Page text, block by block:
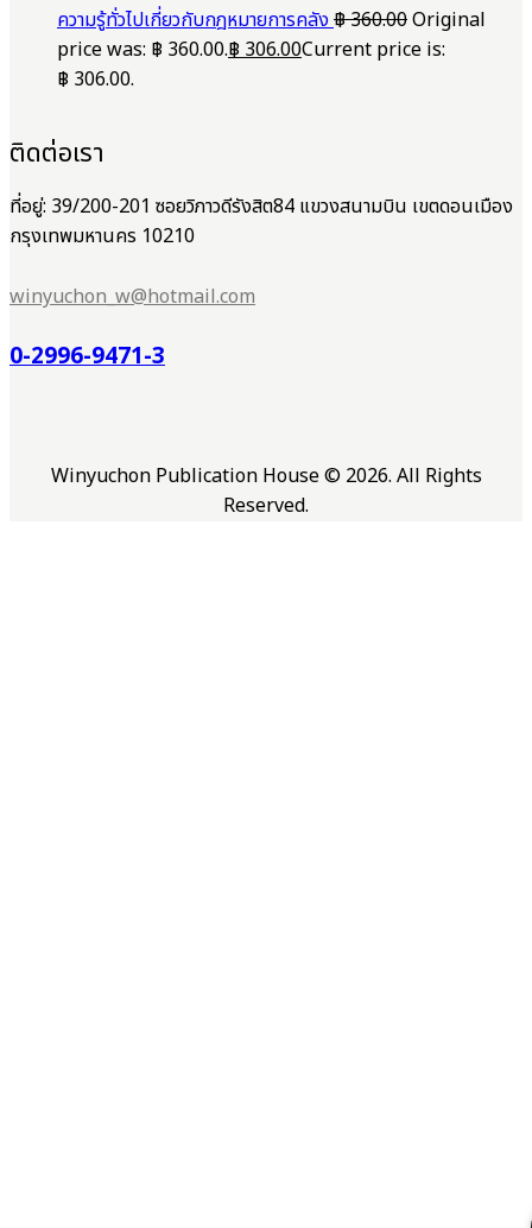
ความรู้ทั่วไปเกี่ยวกับกฎหมายการคลัง ฿360.00Original
price was: ฿ 360.00.฿ 306.00Current price is:
฿ 306.00.
ติดต่อเรา
ที่อยู่: 39/200-201 ซอยวิภาวดีรังสิต84 แขวงสนามบิน เขตดอนเมือง
กรุงเทพมหานคร 10210
winyuchon_w@hotmail.com
0-2996-9471-3
Winyuchon Publication House © 2026. All Rights
Reserved.